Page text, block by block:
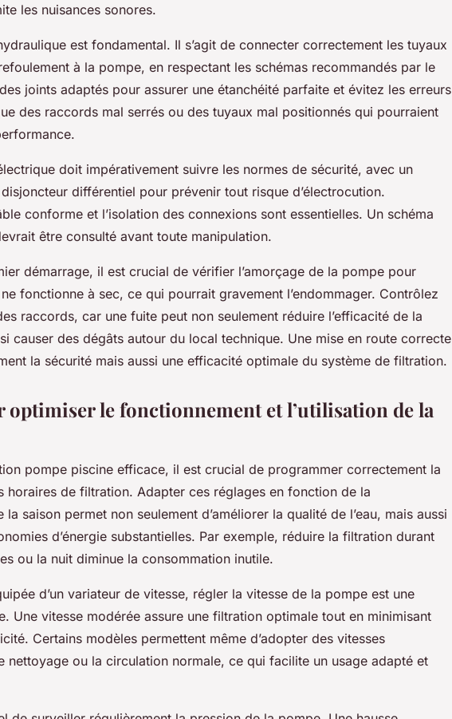
les nuisances sonores.
est fondamental. Il s’agit de connecter correctement les tuyaux
à la pompe, en respectant les schémas recommandés par le
joints adaptés pour assurer une étanchéité parfaite et évitez les erreurs
des raccords mal serrés ou des tuyaux mal positionnés qui pourraient
doit impérativement suivre les normes de sécurité, avec un
différentiel pour prévenir tout risque d’électrocution.
conforme et l’isolation des connexions sont essentielles. Un schéma
être consulté avant toute manipulation.
démarrage, il est crucial de vérifier l’amorçage de la pompe pour
fonctionne à sec, ce qui pourrait gravement l’endommager. Contrôlez
raccords, car une fuite peut non seulement réduire l’efficacité de la
causer des dégâts autour du local technique. Une mise en route correcte
la sécurité mais aussi une efficacité optimale du système de filtration.
optimiser le fonctionnement et l’utilisation de la
pompe piscine efficace, il est crucial de programmer correctement la
horaires de filtration. Adapter ces réglages en fonction de la
saison permet non seulement d’améliorer la qualité de l’eau, mais aussi
d’énergie substantielles. Par exemple, réduire la filtration durant
ou la nuit diminue la consommation inutile.
d’un variateur de vitesse, régler la vitesse de la pompe est une
Une vitesse modérée assure une filtration optimale tout en minimisant
Certains modèles permettent même d’adopter des vitesses
nettoyage ou la circulation normale, ce qui facilite un usage adapté et